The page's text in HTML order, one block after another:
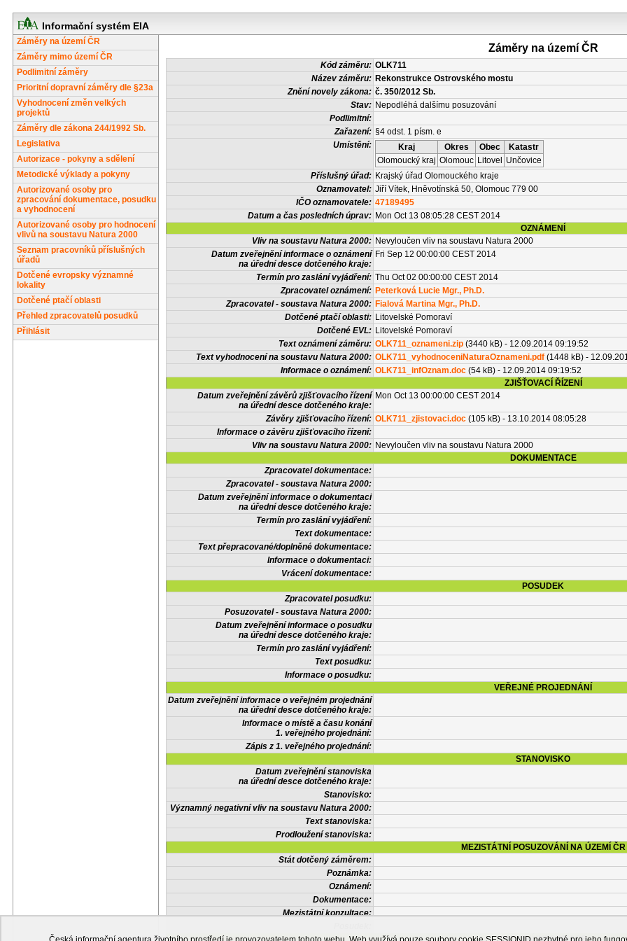
Informační systém EIA
Záměry na území ČR
Záměry mimo území ČR
Podlimitní záměry
Prioritní dopravní záměry dle §23a
Vyhodnocení změn velkých
projektů
Záměry dle zákona 244/1992 Sb.
Legislativa
Autorizace - pokyny a sdělení
Metodické výklady a pokyny
Autorizované osoby pro
zpracování dokumentace, posudku
a vyhodnocení
Autorizované osoby pro hodnocení
vlivů na soustavu Natura 2000
Seznam pracovníků příslušných
úřadů
Dotčené evropsky významné
lokality
Dotčené ptačí oblasti
Přehled zpracovatelů posudků
Přihlásit
Záměry na území ČR
Kód záměru: OLK711
Název záměru: Rekonstrukce Ostrovského mostu
Znění novely zákona: č. 350/2012 Sb.
Stav: Nepodléhá dalšímu posuzování
Podlimitní:
Zařazení: §4 odst. 1 písm. e
Umístění:
Kraj Okres Obec
Katastr
Olomoucký kraj Olomouc Litovel
Unčovice
Příslušný úřad: Krajský úřad Olomouckého kraje
Oznamovatel: Jiří Vítek, Hněvotínská 50, Olomouc 779 00
IČO oznamovatele: 47189495
Datum a čas posledních úprav: Mon Oct 13 08:05:28 CEST 2014
OZNÁMENÍ
Vliv na soustavu Natura 2000: Nevyloučen vliv na soustavu Natura 2000
Datum zveřejnění informace o oznámení
na úřední desce dotčeného kraje:
Fri Sep 12 00:00:00 CEST 2014
Termín pro zaslání vyjádření: Thu Oct 02 00:00:00 CEST 2014
Zpracovatel oznámení: Peterková Lucie Mgr., Ph.D.
Zpracovatel - soustava Natura 2000: Fialová Martina Mgr., Ph.D.
Dotčené ptačí oblasti: Litovelské Pomoraví
Dotčené EVL: Litovelské Pomoraví
Text oznámení záměru: OLK711_oznameni.zip (3440 kB) - 12.09.2014 09:19:52
Text vyhodnocení na soustavu Natura 2000: OLK711_vyhodnoceniNaturaOznameni.pdf (1448 kB) -
Informace o oznámení: OLK711_infOznam.doc (54 kB) - 12.09.2014 09:19:52
ZJIŠŤOVACÍ ŘÍZENÍ
Datum zveřejnění závěrů zjišťovacího řízení
na úřední desce dotčeného kraje:
Mon Oct 13 00:00:00 CEST 2014
Závěry zjišťovacího řízení: OLK711_zjistovaci.doc (105 kB) - 13.10.2014 08:05:28
Informace o závěru zjišťovacího řízení:
Vliv na soustavu Natura 2000: Nevyloučen vliv na soustavu Natura 2000
DOKUMENTACE
Zpracovatel dokumentace:
Zpracovatel - soustava Natura 2000:
Datum zveřejnění informace o dokumentaci
na úřední desce dotčeného kraje:
Termín pro zaslání vyjádření:
Text dokumentace:
Text přepracované/doplněné dokumentace:
Informace o dokumentaci:
Vrácení dokumentace:
POSUDEK
Zpracovatel posudku:
Posuzovatel - soustava Natura 2000:
Datum zveřejnění informace o posudku
na úřední desce dotčeného kraje:
Termín pro zaslání vyjádření:
Text posudku:
Informace o posudku:
VEŘEJNÉ PROJEDNÁNÍ
Datum zveřejnění informace o veřejném projednání
na úřední desce dotčeného kraje:
Informace o místě a času konání
1. veřejného projednání:
Zápis z 1. veřejného projednání:
STANOVISKO
Datum zveřejnění stanoviska
na úřední desce dotčeného kraje:
Stanovisko:
Významný negativní vliv na soustavu Natura 2000:
Text stanoviska:
Prodloužení stanoviska:
MEZISTÁTNÍ POSUZOVÁNÍ NA ÚZEMÍ ČR
Stát dotčený záměrem:
Poznámka:
Oznámení:
Dokumentace:
Mezistátní konzultace:
OSTATNÍ INFORMACE